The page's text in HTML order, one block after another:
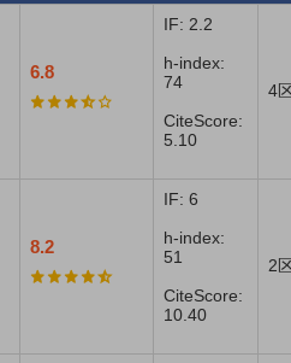
6.8
IF: 2.2
h-index:
74
CiteScore:
5.10
4
8.2
IF: 6
h-index:
51
CiteScore:
10.40
2